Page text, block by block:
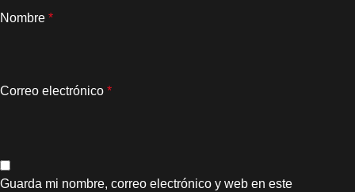
Nombre *
Correo electrónico *
Guarda mi nombre, correo electrónico y web en este